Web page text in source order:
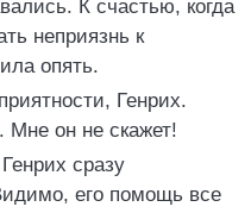
К счастью, когда
неприязнь к
опять.
Генрих.
Мне он не скажет!
сразу
его помощь все